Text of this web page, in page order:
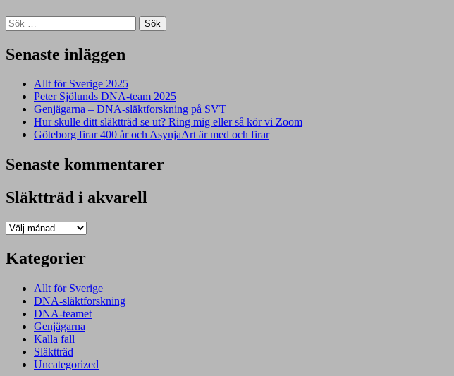
Sök
efter:
Senaste inläggen
Allt för Sverige 2025
Peter Sjölunds DNA-team 2025
Genjägarna – DNA-släktforskning på SVT
Hur skulle ditt släktträd se ut? Ring mig eller så kör vi Zoom
Göteborg firar 400 år och AsynjaArt är med och firar
Senaste kommentarer
Släktträd i akvarell
Släktträd
akvarell
Kategorier
Allt för Sverige
DNA-släktforskning
DNA-teamet
Genjägarna
Kalla fall
Släktträd
Uncategorized